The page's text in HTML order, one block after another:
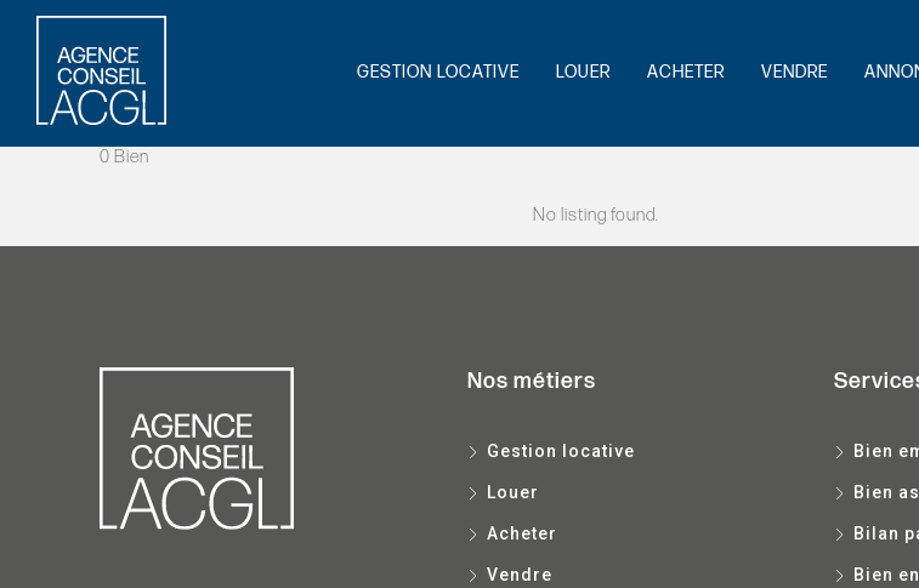
GESTION LOCATIVE LOUER ACHETER VENDRE
0 Bien
No listing found.
Nos métiers
Gestion locative
Louer
Acheter
Vendre
Bien
Bien
Bilan
Bien